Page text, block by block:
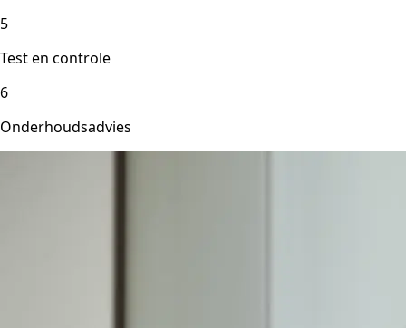
5
Test en controle
6
Onderhoudsadvies